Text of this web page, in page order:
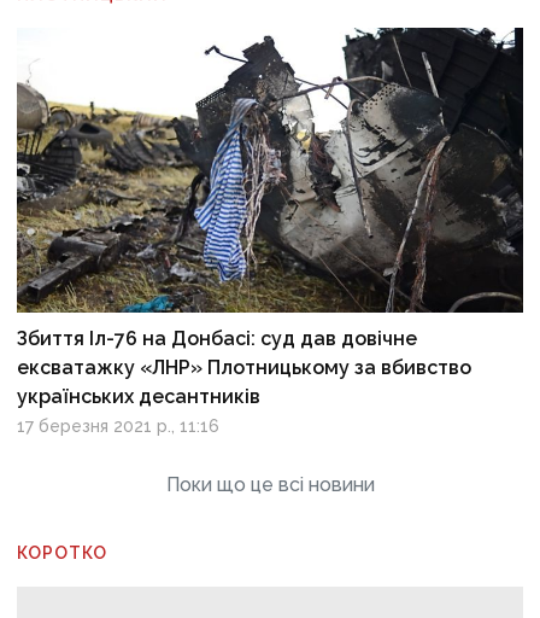
Збиття Іл-76 на Донбасі: суд дав довічне
ексватажку «ЛНР» Плотницькому за вбивство
українських десантників
17 березня 2021 р., 11:16
Поки що це всі новини
КОРОТКО